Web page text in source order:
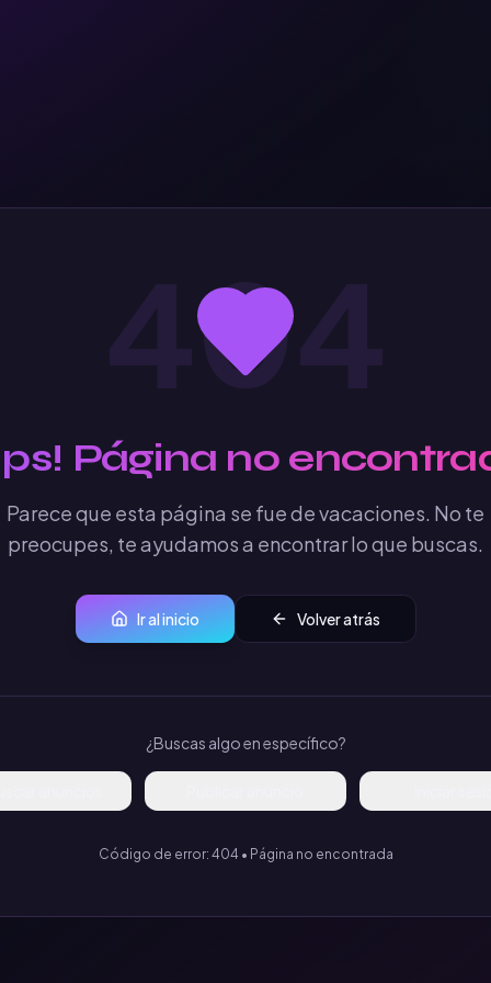
404
Página no
Parece que esta página se fue de vacaciones. No te
preocupes, te ayudamos a encontrar lo que buscas.
Ir al inicio Volver atrás
¿Buscas algo en específico?
Código de error: 404 • Página no encontrada